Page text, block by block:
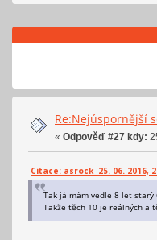
Re:Nejúspornější
« Odpověď #27 kdy:
Citace: asrock 25. 06. 2016,
Tak já mám vedle 8 let starý
Takže těch 10 je reálných a